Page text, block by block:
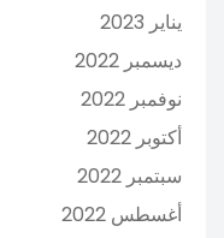
يناير 2023
ديسمبر 2022
نوفمبر 2022
أكتوبر 2022
سبتمبر 2022
أغسطس 2022